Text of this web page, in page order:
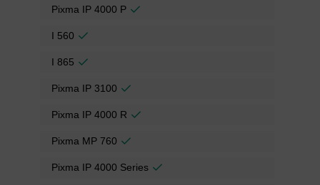
Pixma IP 4000 P
I 560
I 865
Pixma IP 3100
Pixma IP 4000 R
Pixma MP 760
Pixma IP 4000 Series